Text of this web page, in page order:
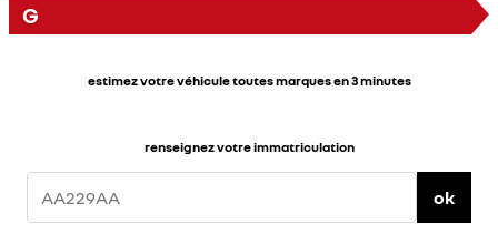
G
estimez votre véhicule toutes marques en 3 minutes
renseignez votre immatriculation
ok